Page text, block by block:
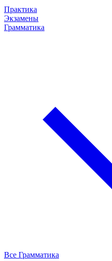
Практика
Экзамены
Грамматика
Все Грамматика